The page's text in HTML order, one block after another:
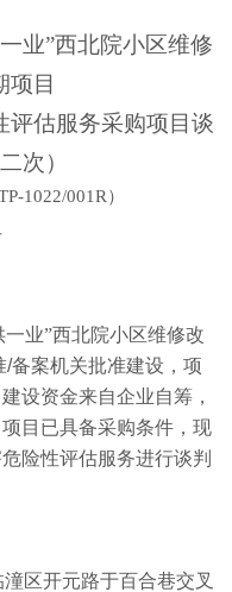
业”西北院小区维修
项目
评估服务采购项目谈
次）
1022/001R）
业”西北院小区维修改
/备案机关批准建设，项
设资金来自企业自筹，
目已具备采购条件，现
险性评估服务进行谈判
区开元路于百合巷交叉